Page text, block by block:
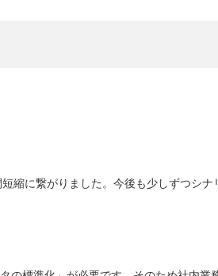
縮に繋がりました。今後も少しずつシ